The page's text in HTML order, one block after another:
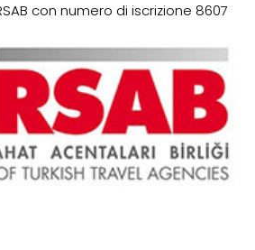
con numero di iscrizione 8607